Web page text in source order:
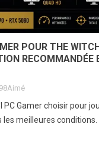
POUR THE
RECOMMANDÉE
98Aimé
PC Gamer choisir pour
les meilleures